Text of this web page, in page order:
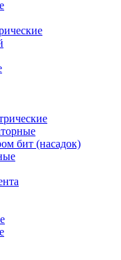
бит (насадок)